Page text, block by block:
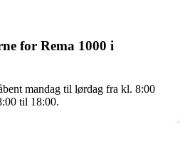
for Rema 1000 i
mandag til lørdag fra kl. 8:00
til 18:00.